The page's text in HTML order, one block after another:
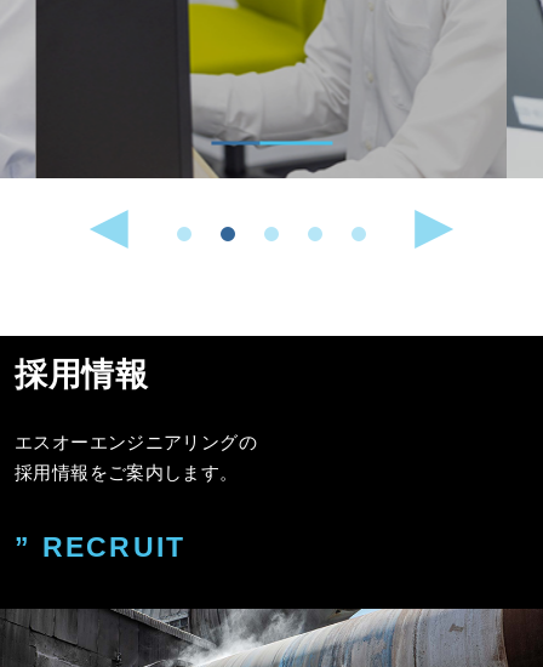
採用情報
エスオーエンジニアリングの
採用情報をご案内します。
” RECRUIT